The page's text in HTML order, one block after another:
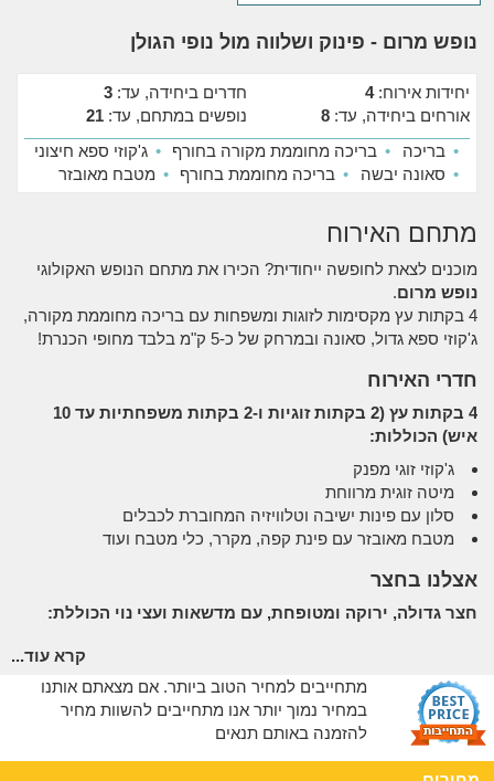
נופש מרום - פינוק ושלווה מול נופי הגולן
יחידות אירוח:4 חדרים ביחידה, עד: 3
אורחים ביחידה, עד: 8 נופשים במתחם, עד: 21
• בריכה • בריכה מחוממת מקורה בחורף • ג'קוזי ספא חיצוני
• סאונה יבשה • בריכה מחוממת בחורף • מטבח מאובזר
מתחם האירוח
מוכנים לצאת לחופשה ייחודית? הכירו את מתחם הנופש האקולוגי
נופש מרום.
4 בקתות עץ מקסימות לזוגות ומשפחות עם בריכה מחוממת מקורה,
ג'קוזי ספא גדול, סאונה ובמרחק של כ-5 ק"מ בלבד מחופי הכנרת!
חדרי האירוח
4 בקתות עץ (2 בקתות זוגיות ו-2 בקתות משפחתיות עד 10
איש) הכוללות:
ג'קוזי זוגי מפנק
מיטה זוגית מרווחת
סלון עם פינות ישיבה וטלוויזיה המחוברת לכבלים
מטבח מאובזר עם פינת קפה, מקרר, כלי מטבח ועוד
אצלנו בחצר
חצר גדולה, ירוקה ומטופחת, עם מדשאות ועצי נוי הכוללת:
מגוון פינות ישיבה וערסלים
מגוון מתקנים לילדים
מתחם משותף מרווח עם מנגל אבן, כיור ושולחנות פיקניק
קרא עוד...
מתחייבים למחיר הטוב ביותר. אם מצאתם אותנו
במחיר נמוך יותר אנו מתחייבים להשוות מחיר
להזמנה באותם תנאים